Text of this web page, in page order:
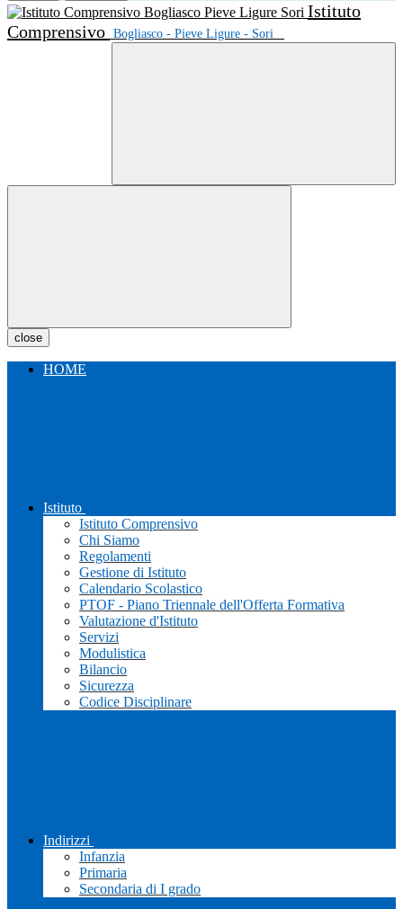
Istituto
Comprensivo Bogliasco - Pieve Ligure - Sori
close
HOME
Istituto
Istituto Comprensivo
Chi Siamo
Regolamenti
Gestione di Istituto
Calendario Scolastico
PTOF - Piano Triennale dell'Offerta Formativa
Valutazione d'Istituto
Servizi
Modulistica
Bilancio
Sicurezza
Codice Disciplinare
Indirizzi
Infanzia
Primaria
Secondaria di I grado